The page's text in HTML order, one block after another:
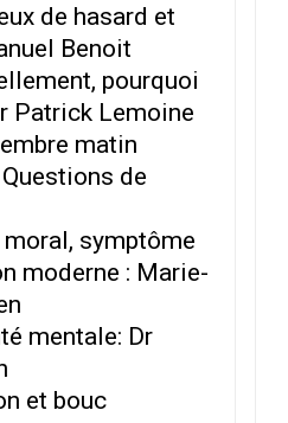
de hasard et
Benoit
pourquoi
Patrick Lemoine
matin
de
symptôme
moderne : Marie-
mentale: Dr
et bouc